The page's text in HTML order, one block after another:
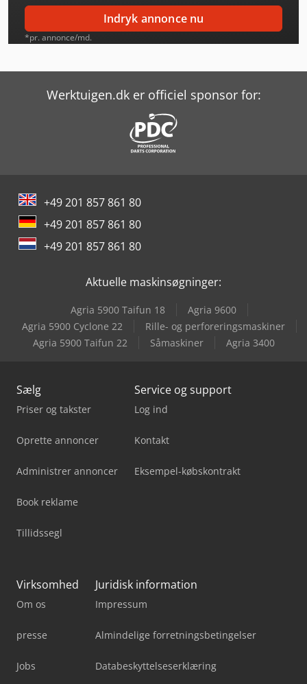
Kaltenbach Kks 450 E
Kami Dkm 410L
Lagun L 1400
Liebherr L 538
Liebherr L 546
Lissmac Sbm-Xl 1500 S2B2
Lvd Ppeb 400/61
Scm Olimpic K 560
Indryk annonce nu
*pr. annonce/md.
Werktuigen.dk er officiel sponsor for:
+49 201 857 861 80
+49 201 857 861 80
+49 201 857 861 80
Aktuelle maskinsøgninger:
Agria 5900 Taifun 18
Agria 9600
Agria 5900 Cyclone 22
Rille- og perforeringsmaskiner
Agria 5900 Taifun 22
Såmaskiner Agria 3400
Sælg
Priser og takster
Oprette annoncer
Administrer annoncer
Book reklame
Tillidssegl
Service og support
Log ind
Kontakt
Eksempel-købskontrakt
Virksomhed
Om os
presse
Jobs
Juridisk information
Impressum
Almindelige forretningsbetingelser
Databeskyttelseserklæring